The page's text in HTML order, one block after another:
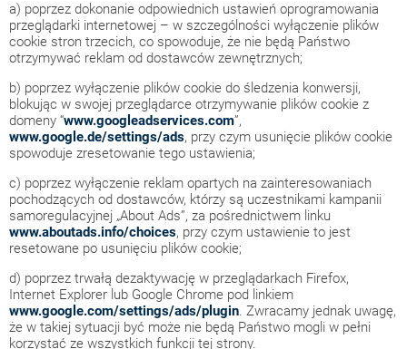
a) poprzez dokonanie odpowiednich ustawień oprogramowania
przeglądarki internetowej – w szczególności wyłączenie plików
cookie stron trzecich, co spowoduje, że nie będą Państwo
otrzymywać reklam od dostawców zewnętrznych;
b) poprzez wyłączenie plików cookie do śledzenia konwersji,
blokując w swojej przeglądarce otrzymywanie plików cookie z
domeny “www.googleadservices.com”,
www.google.de/settings/ads, przy czym usunięcie plików cookie
spowoduje zresetowanie tego ustawienia;
c) poprzez wyłączenie reklam opartych na zainteresowaniach
pochodzących od dostawców, którzy są uczestnikami kampanii
samoregulacyjnej „About Ads”, za pośrednictwem linku
www.aboutads.info/choices, przy czym ustawienie to jest
resetowane po usunięciu plików cookie;
d) poprzez trwałą dezaktywację w przeglądarkach Firefox,
Internet Explorer lub Google Chrome pod linkiem
www.google.com/settings/ads/plugin. Zwracamy jednak uwagę,
że w takiej sytuacji być może nie będą Państwo mogli w pełni
korzystać ze wszystkich funkcji tej strony.